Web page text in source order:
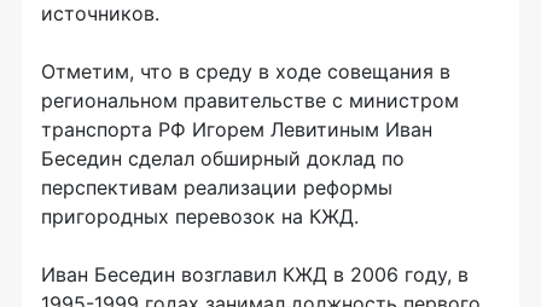
источников.
Отметим, что в среду в ходе совещания в
региональном правительстве с министром
транспорта РФ Игорем Левитиным Иван
Беседин сделал обширный доклад по
перспективам реализации реформы
пригородных перевозок на КЖД.
Иван Беседин возглавил КЖД в 2006 году, в